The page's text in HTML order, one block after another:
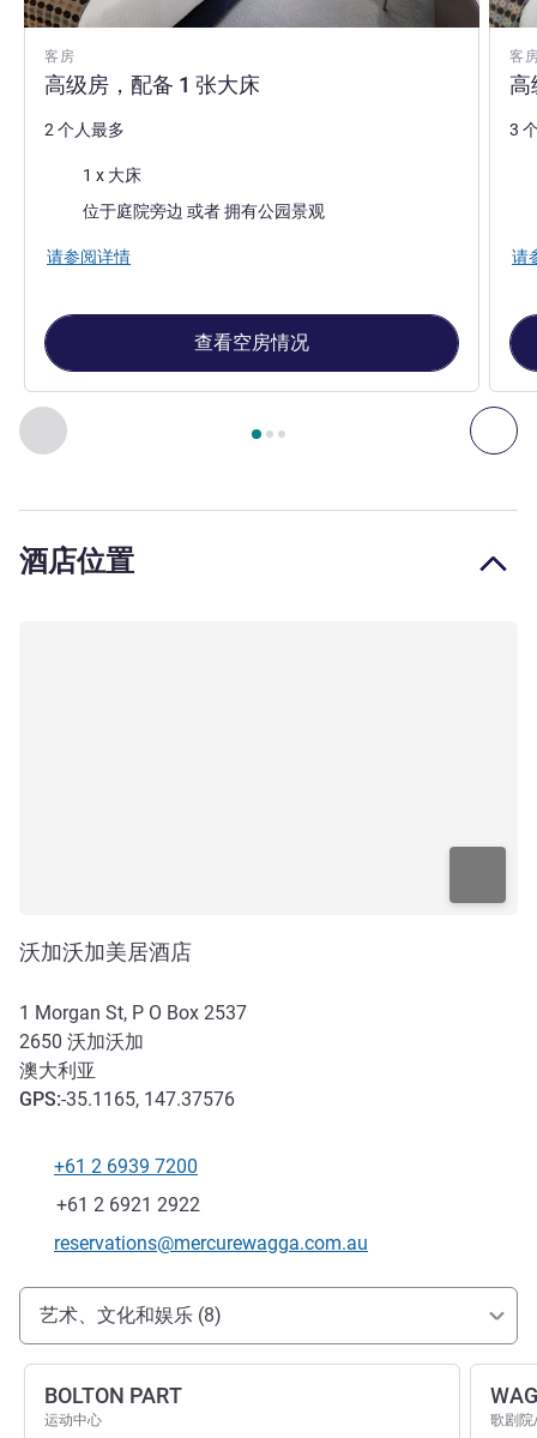
上一个 - 客房 下
第 页，共 , 客房 1 : 高级房，配备 1 张大床 , 客房 2 :
客房
高级房，配备 1 张大床
2 个人最多
床上用品1 x 大床
位于庭院旁边 或者 拥有公园景观
请参阅详情
查看空房情况
客
高
3
请
酒店位置
沃加沃加美居酒店
1 Morgan St, P O Box 2537
2650 沃加沃加
澳大利亚
GPS:-35.1165, 147.37576
电话
+61 2 6939 7200
传真
+61 2 6921 2922
联系电子邮件
reservations@mercurewagga.com.au
抵达和交通
艺术、文化和娱乐 (8)
BOLTON PART
运动中心 歌剧